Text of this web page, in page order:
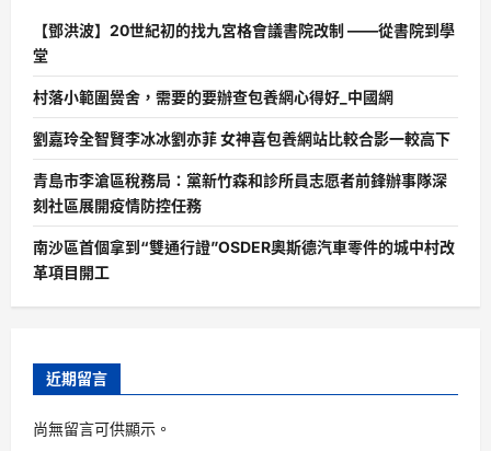
【鄧洪波】20世紀初的找九宮格會議書院改制 ——從書院到學
堂
村落小範圍黌舍，需要的要辦查包養網心得好_中國網
劉嘉玲全智賢李冰冰劉亦菲 女神喜包養網站比較合影一較高下
青島市李滄區稅務局：黨新竹森和診所員志愿者前鋒辦事隊深
刻社區展開疫情防控任務
南沙區首個拿到“雙通行證”OSDER奧斯德汽車零件的城中村改
革項目開工
近期留言
尚無留言可供顯示。